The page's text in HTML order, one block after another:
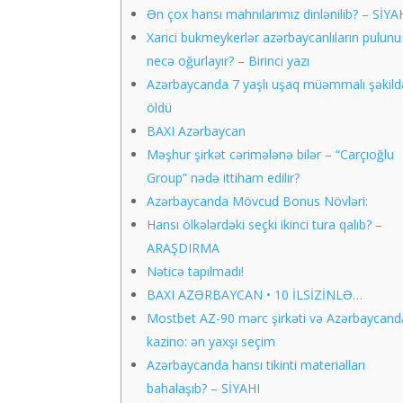
Ən çox hansı mahnılarımız dinlənilib? –
Xarici bukmeykerlər azərbaycanlıların pulunu
necə oğurlayır? – Birinci yazı
Azərbaycanda 7 yaşlı uşaq müəmmalı
öldü
BAXI Azərbaycan
Məşhur şirkət cərimələnə bilər – “Carçıoğlu
Group” nədə ittiham edilir?
Azərbaycanda Mövcud Bonus Növləri:
Hansı ölkələrdəki seçki ikinci tura qalıb? –
ARAŞDIRMA
Nəticə tapılmadı!
BAXI AZƏRBAYCAN • 10 İLSİZİNLƏ…
Mostbet AZ-90 mərc şirkəti və
kazino: ən yaxşı seçim
Azərbaycanda hansı tikinti materialları
bahalaşıb? – SİYAHI